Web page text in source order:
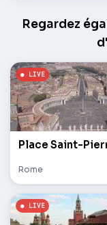
Regardez
Rome